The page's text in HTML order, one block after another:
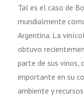
Tal es el caso de
mundialmente
Argentina. La
obtuvo
parte de sus vinos,
importante en su
ambiente y